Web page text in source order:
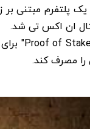
پلتفرم مبتنی
ان اکس تی شد.
مصرف کند.